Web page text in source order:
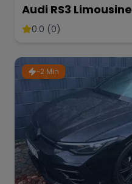
Audi RS3
0.0 (0)
~2 Min